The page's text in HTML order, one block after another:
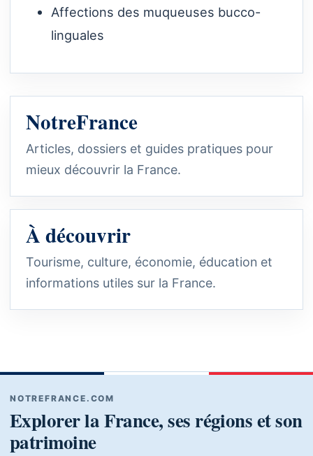
Affections des muqueuses bucco-
linguales
NotreFrance
Articles, dossiers et guides pratiques pour
mieux découvrir la France.
À découvrir
Tourisme, culture, économie, éducation et
informations utiles sur la France.
NOTREFRANCE.COM
Explorer la France, ses régions et son
patrimoine